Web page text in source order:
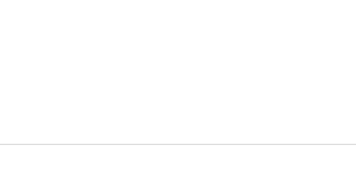
ンフレット図面等）